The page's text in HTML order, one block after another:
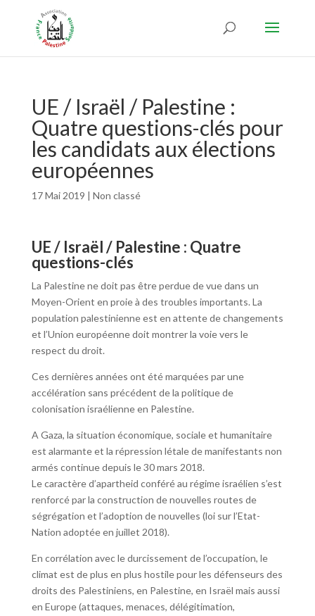
UE / Israël / Palestine :
Quatre questions-clés pour
les candidats aux élections
européennes
17 Mai 2019 | Non classé
UE / Israël / Palestine : Quatre
questions-clés
La Palestine ne doit pas être perdue de vue dans un
Moyen-Orient en proie à des troubles importants. La
population palestinienne est en attente de changements
et l’Union européenne doit montrer la voie vers le
respect du droit.
Ces dernières années ont été marquées par une
accélération sans précédent de la politique de
colonisation israélienne en Palestine.
A Gaza, la situation économique, sociale et humanitaire
est alarmante et la répression létale de manifestants non
armés continue depuis le 30 mars 2018.
Le caractère d’apartheid conféré au régime israélien s’est
renforcé par la construction de nouvelles routes de
ségrégation et l’adoption de nouvelles (loi sur l’Etat-
Nation adoptée en juillet 2018).
En corrélation avec le durcissement de l’occupation, le
climat est de plus en plus hostile pour les défenseurs des
droits des Palestiniens, en Palestine, en Israël mais aussi
en Europe (attaques, menaces, délégitimation,